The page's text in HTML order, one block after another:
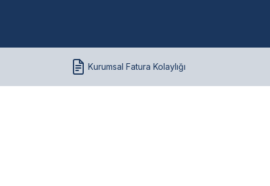
Kurumsal Fatura Kolaylığı